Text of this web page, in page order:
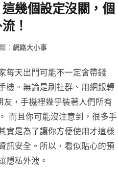
幾個設定沒關，個
！
： 網路大小事
每天出門可能不一定會帶錢
機。無論是刷社群、用網銀轉
友，手機裡幾乎裝著人們所有
而且你可能沒注意到，很多手
實是為了讓你方便使用才這樣
訊安全。所以，看似貼心的預
隱私外洩。